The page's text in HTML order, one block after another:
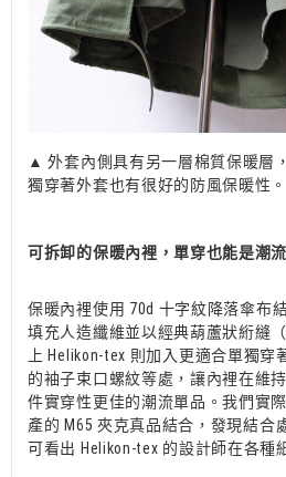
▲ 外套內側具有另一層棉質保暖層
獨穿著外套也有很好的防風保暖性。
可拆卸的保暖內裡，單穿也能是潮
保暖內裡使用 70d 十字紋降落傘布
填充人造纖維並以經典葫蘆狀絎縫
上 Helikon-tex 則加入更適合單獨
的袖子束口螺紋等處，讓內裡在維
件實穿性更佳的潮流單品。我們實
產的 M65 夾克真品結合，發現結合
可看出 Helikon-tex 的設計師在各種